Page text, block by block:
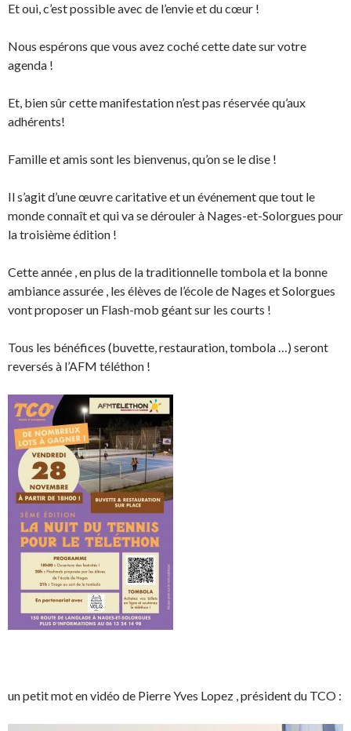
Et oui, c’est possible avec de l’envie et du cœur !
Nous espérons que vous avez coché cette date sur votre
agenda !
Et, bien sûr cette manifestation n’est pas réservée qu’aux
adhérents!
Famille et amis sont les bienvenus, qu’on se le dise !
Il s’agit d’une œuvre caritative et un événement que tout le
monde connaît et qui va se dérouler à Nages-et-Solorgues pour
la troisième édition !
Cette année , en plus de la traditionnelle tombola et la bonne
ambiance assurée , les élèves de l’école de Nages et Solorgues
vont proposer un Flash-mob géant sur les courts !
Tous les bénéfices (buvette, restauration, tombola …) seront
reversés à l’AFM téléthon !
un petit mot en vidéo de Pierre Yves Lopez , président du TCO :